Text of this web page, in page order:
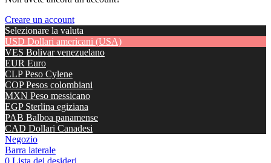
Creare un account
Selezionare la valuta
USD Dollari americani (USA)
VES Bolivar venezuelano
EUR Euro
CLP Peso Cylene
COP Pesos colombiani
MXN Peso messicano
EGP Sterlina egiziana
PAB Balboa panamense
CAD Dollari Canadesi
Negozio
Barra laterale
0 Lista dei desideri